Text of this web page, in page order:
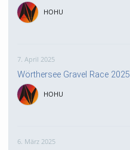
HOHU
7. April 2025
Wörthersee Gravel Race 2025
HOHU
6. März 2025